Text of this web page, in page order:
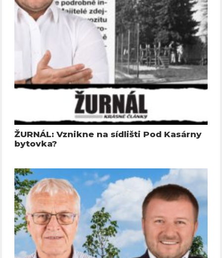
ŽURNÁL: Vznikne na sídlišti Pod Kasárny
bytovka?